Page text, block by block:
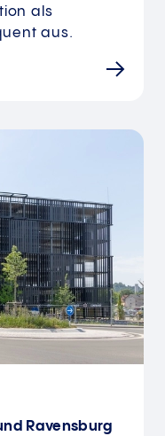
als
aus.
Ravensburg